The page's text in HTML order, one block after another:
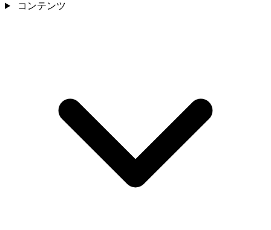
コンテンツ